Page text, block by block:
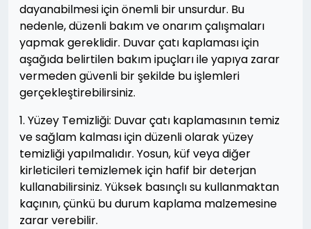
dayanabilmesi için önemli bir unsurdur. Bu
nedenle, düzenli bakım ve onarım çalışmaları
yapmak gereklidir. Duvar çatı kaplaması için
aşağıda belirtilen bakım ipuçları ile yapıya zarar
vermeden güvenli bir şekilde bu işlemleri
gerçekleştirebilirsiniz.
1. Yüzey Temizliği: Duvar çatı kaplamasının temiz
ve sağlam kalması için düzenli olarak yüzey
temizliği yapılmalıdır. Yosun, küf veya diğer
kirleticileri temizlemek için hafif bir deterjan
kullanabilirsiniz. Yüksek basınçlı su kullanmaktan
kaçının, çünkü bu durum kaplama malzemesine
zarar verebilir.